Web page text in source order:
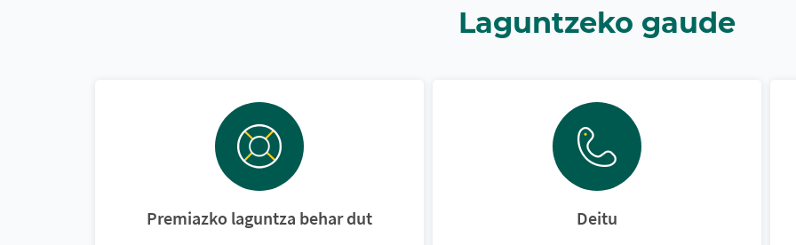
Laguntzeko gaude
Premiazko laguntza behar dut Deitu